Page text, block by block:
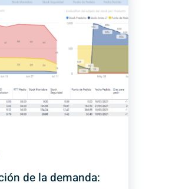
de la demanda: